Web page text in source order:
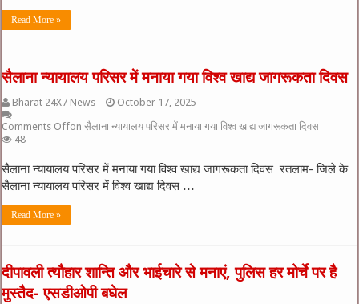
Read More »
सैलाना न्यायालय परिसर में मनाया गया विश्व खाद्य जागरूकता दिवस
Bharat 24X7 News
October 17, 2025
Comments Offon सैलाना न्यायालय परिसर में मनाया गया विश्व खाद्य जागरूकता दिवस
48
सैलाना न्यायालय परिसर में मनाया गया विश्व खाद्य जागरूकता दिवस रतलाम- जिले के
सैलाना न्यायालय परिसर में विश्व खाद्य दिवस …
Read More »
दीपावली त्यौहार शान्ति और भाईचारे से मनाएं, पुलिस हर मोर्चे पर है
मुस्तैद- एसडीओपी बघेल